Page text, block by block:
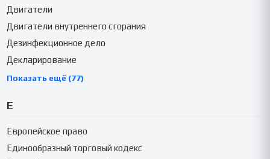
Двигатели
Двигатели внутреннего сгорания
Дезинфекционное дело
Декларирование
Показать ещё (77)
Е
Европейское право
Единообразный торговый кодекс